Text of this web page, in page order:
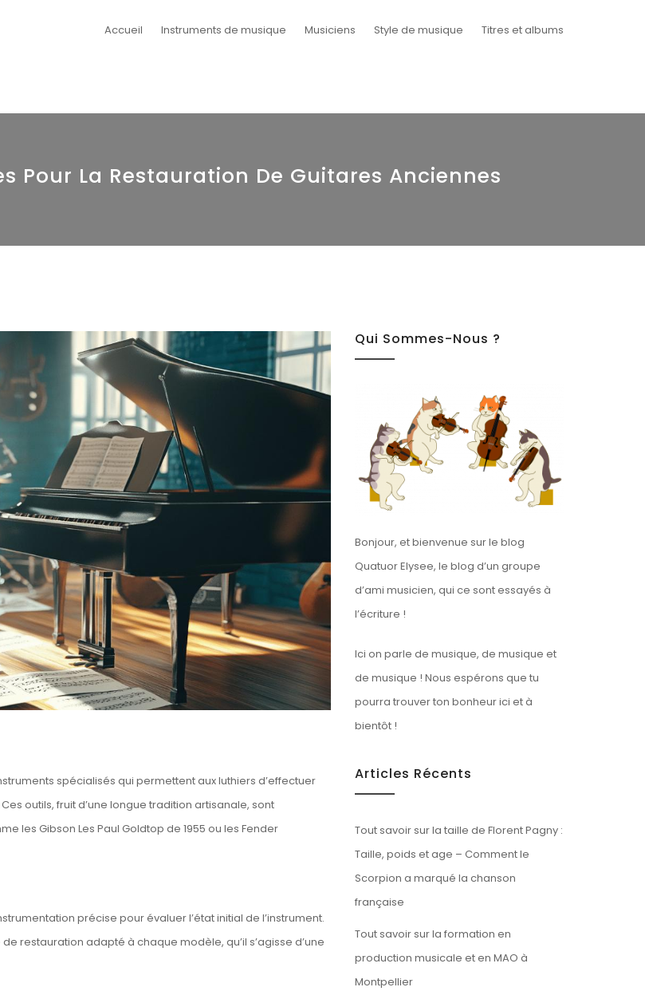
Accueil Instruments de musique Musiciens Style de musique Titres et albums
Pour La Restauration De Guitares Anciennes
spécialisés qui permettent aux luthiers d’effectuer
outils, fruit d’une longue tradition artisanale, sont
les Gibson Les Paul Goldtop de 1955 ou les Fender
précise pour évaluer l’état initial de l’instrument.
restauration adapté à chaque modèle, qu’il s’agisse d’une
Qui Sommes-Nous ?
Bonjour, et bienvenue sur le blog
Quatuor Elysee, le blog d’un groupe
d’ami musicien, qui ce sont essayés à
l’écriture !
Ici on parle de musique, de musique et
de musique ! Nous espérons que tu
pourra trouver ton bonheur ici et à
bientôt !
Articles Récents
Tout savoir sur la taille de Florent Pagny :
Taille, poids et age – Comment le
Scorpion a marqué la chanson
française
Tout savoir sur la formation en
production musicale et en MAO à
Montpellier